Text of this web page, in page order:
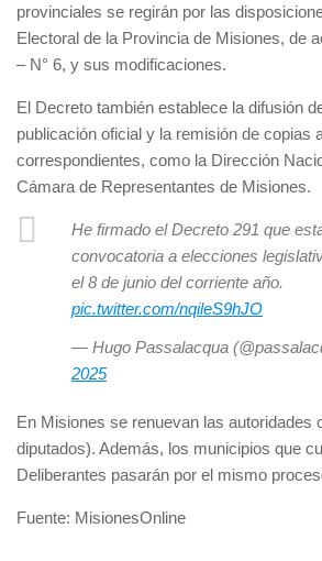
provinciales se regirán por las
Electoral de la Provincia de Misiones, de
– N° 6, y sus modificaciones.
El Decreto también establece la difusión
publicación oficial y la remisión de copias
correspondientes, como la Dirección
Cámara de Representantes de Misiones.
He firmado el Decreto 291 que
convocatoria a elecciones
el 8 de junio del corriente año.
pic.twitter.com/nqileS9hJO
— Hugo Passalacqua
2025
En Misiones se renuevan las autoridades
diputados). Además, los municipios que
Deliberantes pasarán por el mismo
Fuente: MisionesOnline